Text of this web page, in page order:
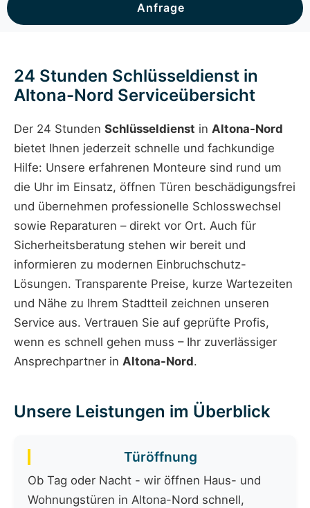
Anfrage
24 Stunden Schlüsseldienst in
Altona-Nord Serviceübersicht
Der 24 Stunden Schlüsseldienst in Altona-Nord
bietet Ihnen jederzeit schnelle und fachkundige
Hilfe: Unsere erfahrenen Monteure sind rund um
die Uhr im Einsatz, öffnen Türen beschädigungsfrei
und übernehmen professionelle Schlosswechsel
sowie Reparaturen – direkt vor Ort. Auch für
Sicherheitsberatung stehen wir bereit und
informieren zu modernen Einbruchschutz-
Lösungen. Transparente Preise, kurze Wartezeiten
und Nähe zu Ihrem Stadtteil zeichnen unseren
Service aus. Vertrauen Sie auf geprüfte Profis,
wenn es schnell gehen muss – Ihr zuverlässiger
Ansprechpartner in Altona-Nord.
Unsere Leistungen im Überblick
Türöffnung
Ob Tag oder Nacht - wir öffnen Haus- und
Wohnungstüren in Altona-Nord schnell,